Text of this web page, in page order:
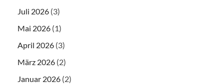
Juli 2026 (3)
Mai 2026 (1)
April 2026 (3)
März 2026 (2)
Januar 2026 (2)